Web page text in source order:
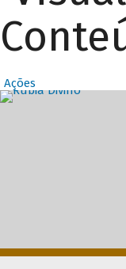
Ações